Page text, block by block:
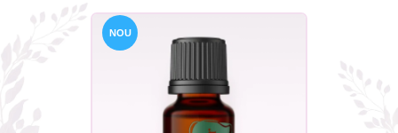
NOU